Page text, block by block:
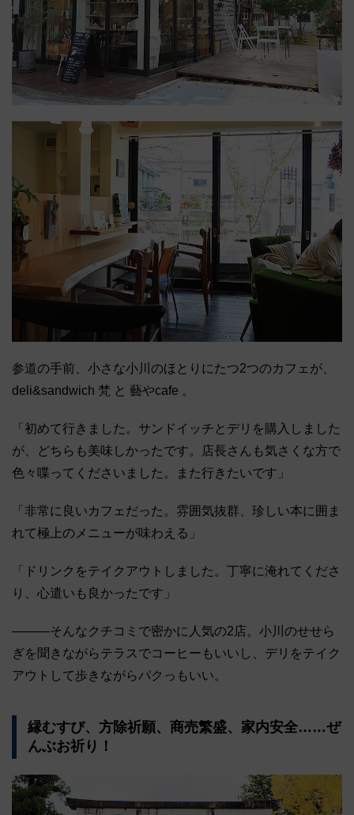
参道の手前、小さな小川のほとりにたつ2つのカフェが、
deli&sandwich 梵 と 藝やcafe 。
「初めて行きました。サンドイッチとデリを購入しました
が、どちらも美味しかったです。店長さんも気さくな方で
色々喋ってくださいました。また行きたいです」
「非常に良いカフェだった。雰囲気抜群、珍しい本に囲ま
れて極上のメニューが味わえる」
「ドリンクをテイクアウトしました。丁寧に淹れてくださ
り、心遣いも良かったです」
―――そんなクチコミで密かに人気の2店。小川のせせら
ぎを聞きながらテラスでコーヒーもいいし、デリをテイク
アウトして歩きながらパクっもいい。
縁むすび、方除祈願、商売繁盛、家内安全……ぜ
んぶお祈り！